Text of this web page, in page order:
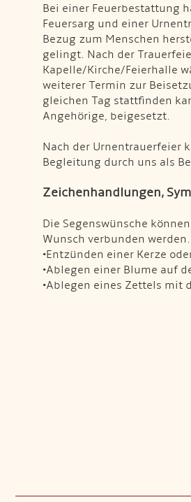
Bei einer Feuerbestattung
Feuersarg und einer
Bezug zum Menschen
gelingt. Nach der
Kapelle/Kirche/Feierhalle
weiterer Termin zur
gleichen Tag stattfinden
Angehörige, beigesetzt.
Nach der Urnentrauerfeier
Begleitung durch uns als
Zeichenhandlungen,
Die Segenswünsche
Wunsch verbunden
•Entzünden einer Kerze
•Ablegen einer Blume auf
•Ablegen eines Zettels mit